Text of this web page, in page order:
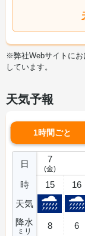
※弊社Webサイトにお
しています。
天気予報
1時間ごと
日
時
天気
降水
ミリ
7
(金)
15
8
16
6